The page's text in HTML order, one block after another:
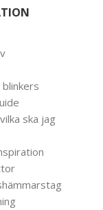
blinkers
ska jag